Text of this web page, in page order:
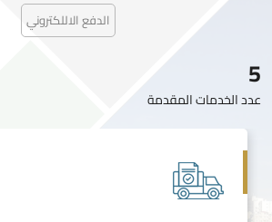
الدفع الاللكتروني
5
عدد الخدمات المقدمة